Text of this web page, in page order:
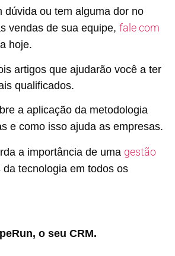
dúvida ou tem alguma dor no
vendas de sua equipe, fale com
hoje.
artigos que ajudarão você a ter
qualificados.
a aplicação da metodologia
e como isso ajuda as empresas.
a importância de uma gestão
da tecnologia em todos os
o seu CRM.